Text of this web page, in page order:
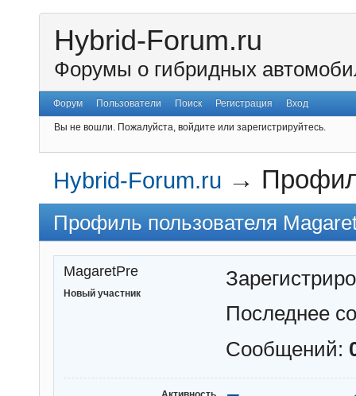
Hybrid-Forum.ru
Форумы о гибридных
Форум Пользователи Поиск Регистрация Вход
Вы не вошли. Пожалуйста, войдите или зарегистрируйтесь.
Hybrid-Forum.ru →
Профиль пользователя
MagaretPre
Новый участник
Последнее
Сообщений: